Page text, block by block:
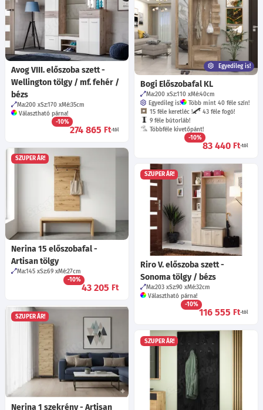
Avog VIII. előszoba szett -
Wellington tölgy / mf. fehér /
bézs
Ma:200 Sz:170 Mé:35cm
Választható párna!
-10%
274 865 Ft-tól
Egyedileg is!
Bogi Előszobafal KL
Ma:200 Sz:110 Mé:40cm
Egyedileg is!
Több mint 40 féle szín!
15 féle keretléc !
43 féle fogó!
9 féle bútorláb!
Többféle kivetőpánt!
-10%
83 440 Ft-tól
SZUPER ÁR!
Nerina 15 előszobafal -
Artisan tölgy
Ma:145 Sz:69 Mé:27cm
-10%
43 205 Ft
SZUPER ÁR!
Riro V. előszoba szett -
Sonoma tölgy / bézs
Ma:203 Sz:90 Mé:32cm
Választható párna!
-10%
116 555 Ft-tól
SZUPER ÁR!
Nerina 1 szekrény - Artisan
SZUPER ÁR!